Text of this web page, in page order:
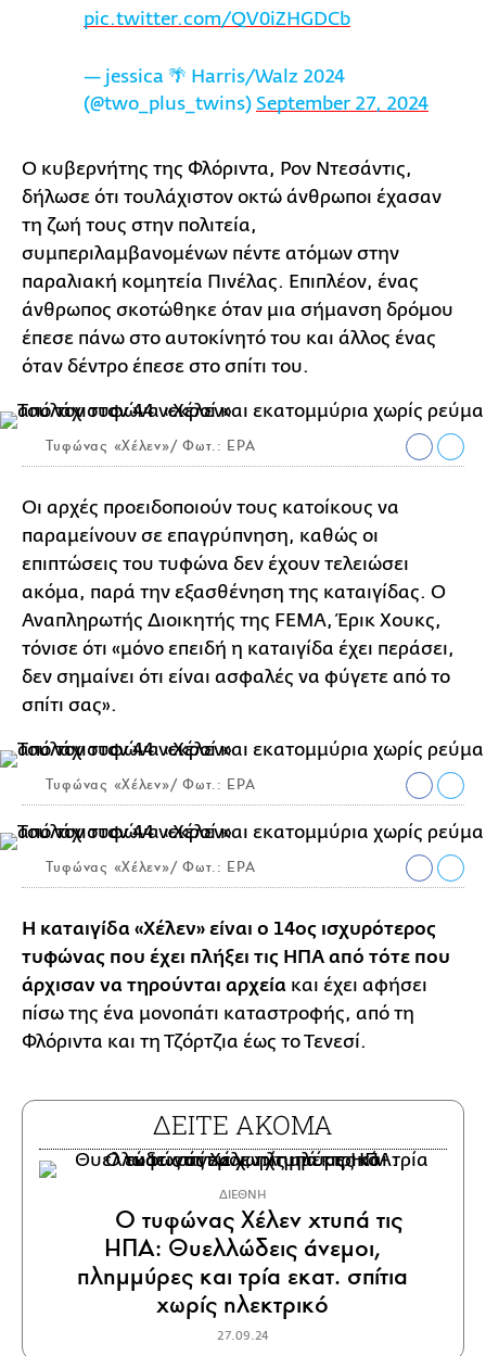
pic.twitter.com/QV0iZHGDCb
— jessica 🌴 Harris/Walz 2024
(@two_plus_twins) September 27, 2024
Ο κυβερνήτης της Φλόριντα, Ρον Ντεσάντις,
δήλωσε ότι τουλάχιστον οκτώ άνθρωποι έχασαν
τη ζωή τους στην πολιτεία,
συμπεριλαμβανομένων πέντε ατόμων στην
παραλιακή κομητεία Πινέλας. Επιπλέον, ένας
άνθρωπος σκοτώθηκε όταν μια σήμανση δρόμου
έπεσε πάνω στο αυτοκίνητό του και άλλος ένας
όταν δέντρο έπεσε στο σπίτι του.
Τυφώνας «Χέλεν»/ Φωτ.: EPA
Οι αρχές προειδοποιούν τους κατοίκους να
παραμείνουν σε επαγρύπνηση, καθώς οι
επιπτώσεις του τυφώνα δεν έχουν τελειώσει
ακόμα, παρά την εξασθένηση της καταιγίδας. Ο
Αναπληρωτής Διοικητής της FEMA, Έρικ Χουκς,
τόνισε ότι «μόνο επειδή η καταιγίδα έχει περάσει,
δεν σημαίνει ότι είναι ασφαλές να φύγετε από το
σπίτι σας».
Τυφώνας «Χέλεν»/ Φωτ.: EPA
Τυφώνας «Χέλεν»/ Φωτ.: EPA
Η καταιγίδα «Χέλεν» είναι ο 14ος ισχυρότερος
τυφώνας που έχει πλήξει τις ΗΠΑ από τότε που
άρχισαν να τηρούνται αρχεία και έχει αφήσει
πίσω της ένα μονοπάτι καταστροφής, από τη
Φλόριντα και τη Τζόρτζια έως το Τενεσί.
ΔΕΙΤΕ ΑΚΟΜΑ
ΔΙΕΘΝΗ
Ο τυφώνας Χέλεν χτυπά τις
ΗΠΑ: Θυελλώδεις άνεμοι,
πλημμύρες και τρία εκατ. σπίτια
χωρίς ηλεκτρικό
27.09.24